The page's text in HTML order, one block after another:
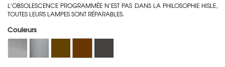
L’OBSOLESCENCE PROGRAMMÉE N’EST PAS DANS LA PHILOSOPHIE HISLE,
TOUTES LEURS LAMPES SONT RÉPARABLES.
Couleurs